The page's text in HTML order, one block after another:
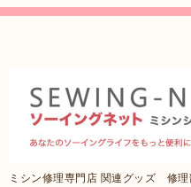
ミシン修理専門店 関連グッズ 修